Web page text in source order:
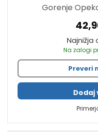
Gorenje
Najnižja
Na zalogi
Preveri
Dodaj